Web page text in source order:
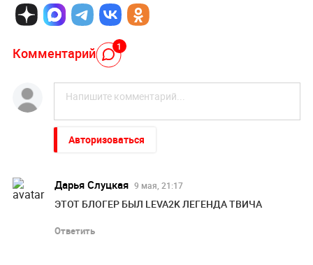
Комментарий 1
Авторизоваться
Дарья Слуцкая 9 мая, 21:17
ЭТОТ БЛОГЕР БЫЛ LEVA2K ЛЕГЕНДА ТВИЧА
Ответить